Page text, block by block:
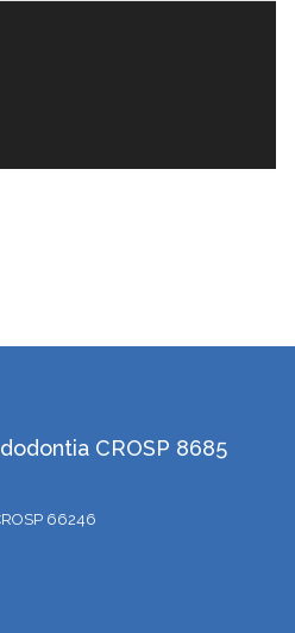
CROSP 8685
66246